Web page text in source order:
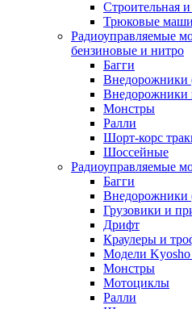
Строительная
Трюковые
Радиоуправляемые
бензиновые и нитро
Багги
Внедорожники
Внедорожники
Монстры
Ралли
Шорт-корс
Шоссейные
Радиоуправляемые
Багги
Внедорожники
Грузовики и
Дрифт
Краулеры и
Модели
Монстры
Мотоциклы
Ралли